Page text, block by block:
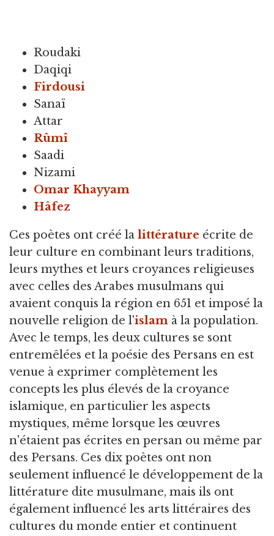
Roudaki
Daqiqi
Firdousi
Sanaï
Attar
Rûmî
Saadi
Nizami
Omar Khayyam
Hâfez
Ces poètes ont créé la littérature écrite de
leur culture en combinant leurs traditions,
leurs mythes et leurs croyances religieuses
avec celles des Arabes musulmans qui
avaient conquis la région en 651 et imposé la
nouvelle religion de l'islam à la population.
Avec le temps, les deux cultures se sont
entremêlées et la poésie des Persans en est
venue à exprimer complètement les
concepts les plus élevés de la croyance
islamique, en particulier les aspects
mystiques, même lorsque les œuvres
n'étaient pas écrites en persan ou même par
des Persans. Ces dix poètes ont non
seulement influencé le développement de la
littérature dite musulmane, mais ils ont
également influencé les arts littéraires des
cultures du monde entier et continuent